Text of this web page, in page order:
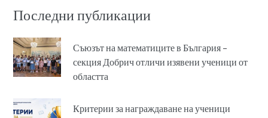
Последни публикации
Съюзът на математиците в България –
секция Добрич отличи изявени ученици от
областта
Критерии за награждаване на ученици